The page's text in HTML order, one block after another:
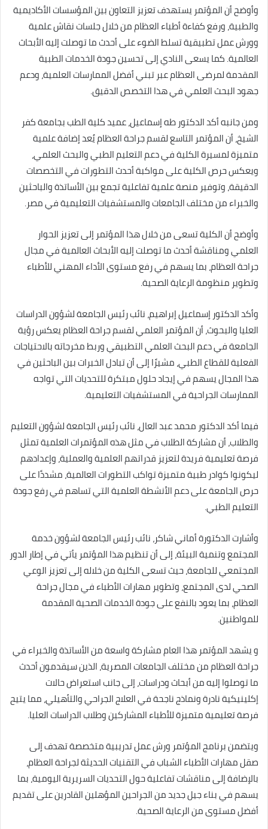
وأوضح أن المؤتمر يستهدف تعزيز التعاون بين المؤسسات الأكاديمية
والطبية، ورفع كفاءة أطباء العظام من خلال جلسات نقاش علمية
وورش عمل تطبيقية تسلط الضوء على أحدث ما توصلت إليه الأبحاث
العالمية. كما يسعى النادي إلى تحسين جودة الخدمات الطبية
المقدمة لمرضى العظام عبر تبني أفضل الممارسات العلمية، ودعم
جهود البحث العلمي في هذا التخصص الدقيق.
ومن جانبه أكد الدكتور طه إسماعيل، عميد كلية الطب بجامعة كفر
الشيخ، أن المؤتمر التاسع لقسم جراحة العظام يُعد إضافة علمية
متميزة لمسيرة الكلية في دعم التعليم الطبي والبحث العلمي،
ويعكس حرص الكلية على مواكبة أحدث التطورات في التخصصات
الدقيقة، وتوفير منصة علمية تفاعلية تجمع بين الأساتذة والباحثين
والخبراء من مختلف الجامعات والمستشفيات التعليمية في مصر.
وأوضح أن الكلية تسعى من خلال هذا المؤتمر إلى تعزيز الحوار
العلمي ومناقشة أحدث ما توصلت إليه الأبحاث العالمية في مجال
جراحة العظام، بما يسهم في رفع مستوى الأداء المهني للأطباء
وتطوير منظومة الرعاية الصحية.
وأكد الدكتور إسماعيل إبراهيم، نائب رئيس الجامعة لشؤون الدراسات
العليا والبحوث، أن المؤتمر العلمي لقسم جراحة العظام يعكس رؤية
الجامعة في دعم البحث العلمي التطبيقي وربط مخرجاته بالاحتياجات
الفعلية للقطاع الطبي، مشيرًا إلى أن تبادل الخبرات بين الباحثين في
هذا المجال يسهم في إيجاد حلول مبتكرة للتحديات التي تواجه
الممارسات الجراحية في المستشفيات التعليمية.
فيما أكد الدكتور محمد عبد العال، نائب رئيس الجامعة لشؤون التعليم
والطلاب، أن مشاركة الطلاب في مثل هذه المؤتمرات العلمية تمثل
فرصة تعليمية فريدة لتعزيز قدراتهم العلمية والعملية، وإعدادهم
ليكونوا كوادر طبية متميزة تواكب التطورات العالمية، مشددًا على
حرص الجامعة على دعم الأنشطة العلمية التي تساهم في رفع جودة
التعليم الطبي.
وأشارت الدكتورة أماني شاكر، نائب رئيس الجامعة لشؤون خدمة
المجتمع وتنمية البيئة، إلى أن تنظيم هذا المؤتمر يأتي في إطار الدور
المجتمعي للجامعة، حيث تسعى الكلية من خلاله إلى تعزيز الوعي
الصحي لدى المجتمع، وتطوير مهارات الأطباء في مجال جراحة
العظام، بما يعود بالنفع على جودة الخدمات الصحية المقدمة
للمواطنين.
و يشهد المؤتمر هذا العام مشاركة واسعة من الأساتذة والخبراء في
جراحة العظام من مختلف الجامعات المصرية، الذين سيقدمون أحدث
ما توصلوا إليه من أبحاث ودراسات، إلى جانب استعراض حالات
إكلينيكية نادرة ونماذج ناجحة في العلاج الجراحي والتأهيلي، مما يتيح
فرصة تعليمية متميزة للأطباء المشاركين وطلاب الدراسات العليا.
ويتضمن برنامج المؤتمر ورش عمل تدريبية متخصصة تهدف إلى
صقل مهارات الأطباء الشباب في التقنيات الحديثة لجراحة العظام،
بالإضافة إلى مناقشات تفاعلية حول التحديات السريرية اليومية، بما
يسهم في بناء جيل جديد من الجراحين المؤهلين القادرين على تقديم
أفضل مستوى من الرعاية الصحية.